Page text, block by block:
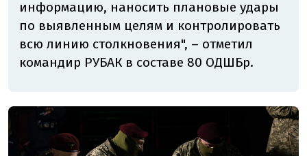
информацию, наносить плановые удары
по выявленным целям и контролировать
всю линию столкновения", – отметил
командир РУБАК в составе 80 ОДШБр.